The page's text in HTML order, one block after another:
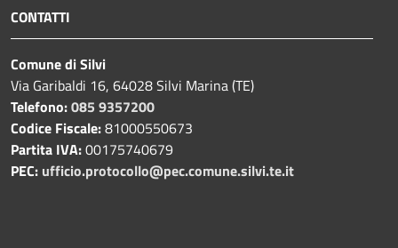
CONTATTI
Comune di Silvi
Via Garibaldi 16, 64028 Silvi Marina (TE)
Telefono:085 9357200
Codice Fiscale:81000550673
Partita IVA:00175740679
PEC: ufficio.protocollo@pec.comune.silvi.te.it